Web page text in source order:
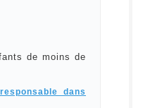
de moins de
dans